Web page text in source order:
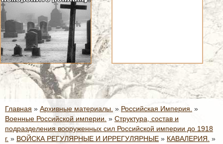
Главная » Архивные материалы. » Российская Империя. »
Военные Российской империи. » Структура, состав и
подразделения вооруженных сил Российской империи до 1918
г. » ВОЙСКА РЕГУЛЯРНЫЕ И ИРРЕГУЛЯРНЫЕ » КАВАЛЕРИЯ. »